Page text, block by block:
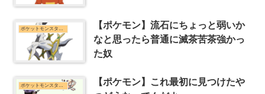
ポケットモンスターシリーズまとめ
【ポケモン】流石にちょっと弱いか
なと思ったら普通に滅茶苦茶強かっ
た奴
【ポケモン】これ最初に見つけたや